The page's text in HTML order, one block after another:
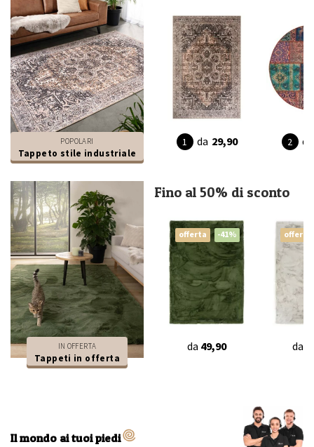
POPOLARI
Tappeto stile industriale
da 29,90 da
IN OFFERTA
Tappeti in offerta
Fino al 50% di sconto
offerta -41%
da 49,90
offerta
da
Il mondo ai tuoi piedi